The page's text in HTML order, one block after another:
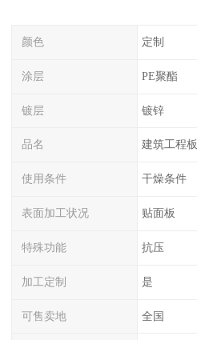
颜色 定制
涂层 PE聚酯
镀层 镀锌
品名 建筑工程板
使用条件 干燥条件
表面加工状况 贴面板
特殊功能 抗压
加工定制 是
可售卖地 全国